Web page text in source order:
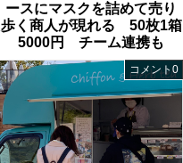
ースにマスクを詰めて売り
歩く商人が現れる 50枚1箱
5000円 チーム連携も
コメント0